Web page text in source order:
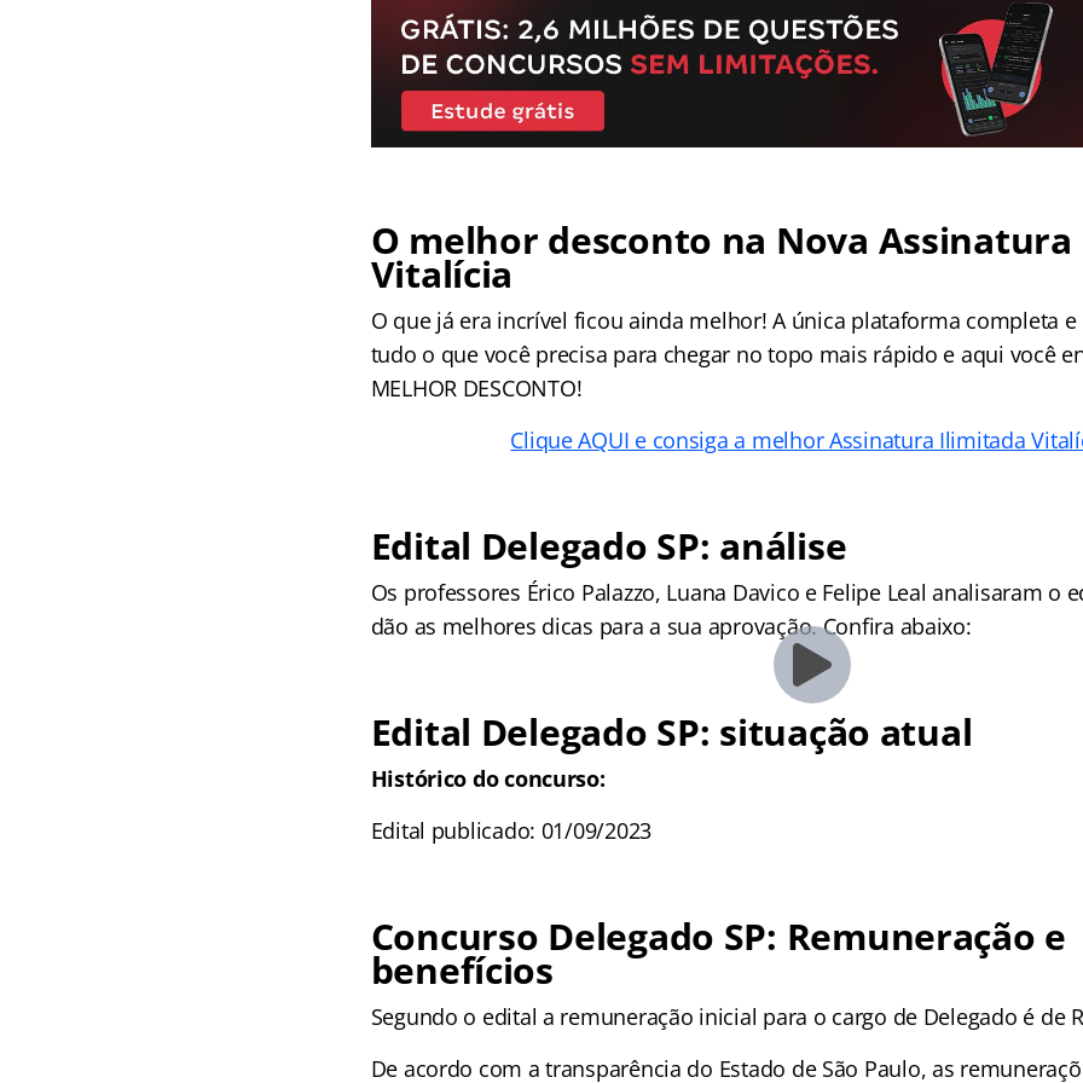
O melhor desconto na Nova
Vitalícia
O que já era incrível ficou ainda melhor! A única plataforma completa
tudo o que você precisa para chegar no topo mais rápido e aqui você
MELHOR DESCONTO!
Clique AQUI e consiga a melhor Assinatura Ilimitada
Edital Delegado SP: análise
Os professores Érico Palazzo, Luana Davico e Felipe Leal analisaram o
dão as melhores dicas para a sua aprovação. Confira abaixo:
Edital Delegado SP: situação atual
Histórico do concurso:
Edital publicado: 01/09/2023
Concurso Delegado SP: Remuneração e
benefícios
Segundo o edital a remuneração inicial para o cargo de Delegado é de
De acordo com a transparência do Estado de São Paulo, as